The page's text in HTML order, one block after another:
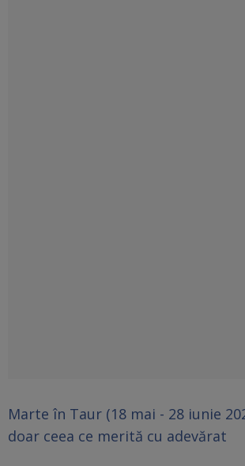
Marte în Taur (18 mai - 28 iunie
doar ceea ce merită cu adevărat